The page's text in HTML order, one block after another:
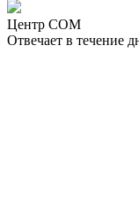
Центр СОМ
Отвечает в течение